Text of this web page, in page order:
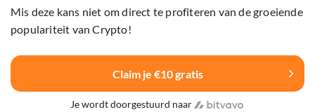
Mis deze kans niet om direct te profiteren van de groeiende
populariteit van Crypto!
Claim je €10 gratis
Je wordt doorgestuurd naar